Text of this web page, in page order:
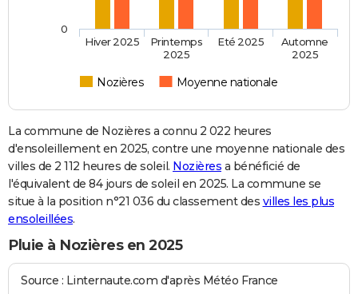
Nozières Moyenne nationale
Hiver 2025
Printemps
2025
Eté 2025
Automne
2025
0
La commune de Nozières a connu 2 022 heures
d'ensoleillement en 2025, contre une moyenne nationale des
villes de 2 112 heures de soleil. Nozières a bénéficié de
l'équivalent de 84 jours de soleil en 2025. La commune se
situe à la position n°21 036 du classement des villes les plus
ensoleillées.
Pluie à Nozières en 2025
Source : Linternaute.com d'après Météo France